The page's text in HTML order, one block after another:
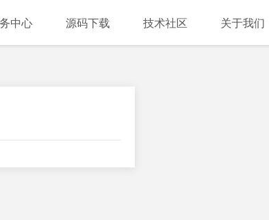
中心 源码下载 技术社区 关于我们